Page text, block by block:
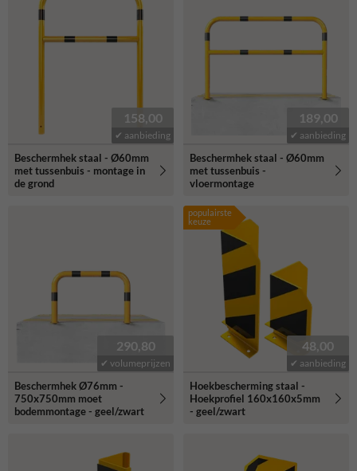
158,00
✔ aanbieding
Beschermhek staal - Ø60mm
met tussenbuis - montage in
de grond
189,00
✔ aanbieding
Beschermhek staal - Ø60mm
met tussenbuis -
vloermontage
290,80
✔ volumeprijzen
Beschermhek Ø76mm -
750x750mm moet
bodemmontage - geel/zwart
populairste
keuze
48,00
✔ aanbieding
Hoekbescherming staal -
Hoekprofiel 160x160x5mm
- geel/zwart